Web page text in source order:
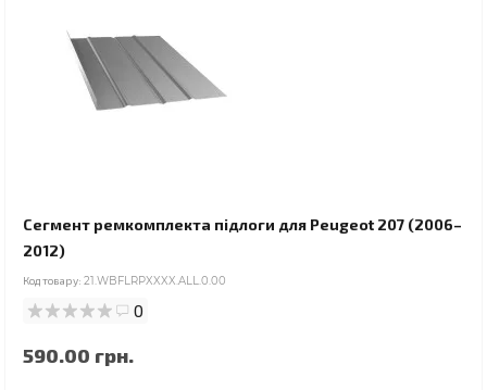
Сегмент ремкомплекта підлоги для Peugeot 207 (2006–
2012)
Код товару: 21.WBFLRPXXXX.ALL.0.00
0
590.00 грн.